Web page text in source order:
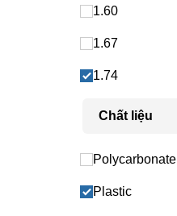
1.60
1.67
1.74
Chất liệu
Polycarbonate
Plastic